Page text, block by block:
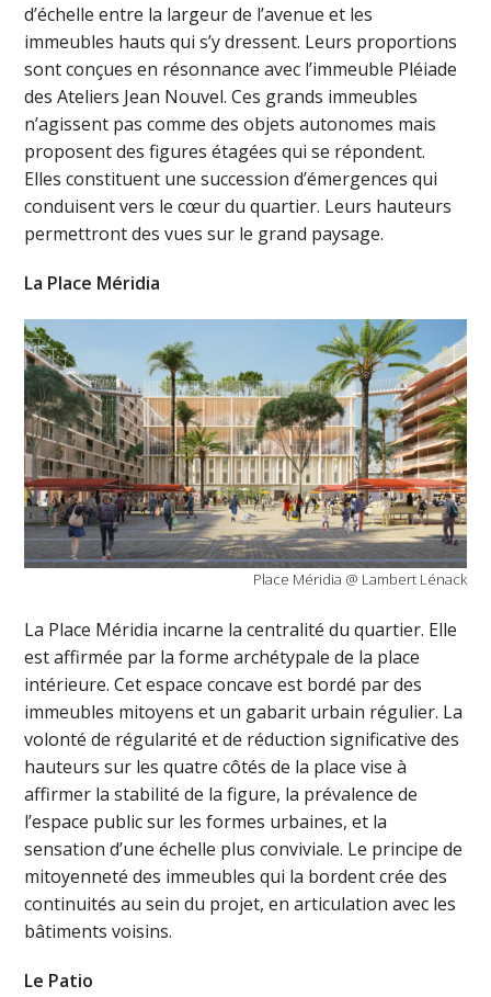
d’échelle entre la largeur de l’avenue et les
immeubles hauts qui s’y dressent. Leurs proportions
sont conçues en résonnance avec l’immeuble Pléiade
des Ateliers Jean Nouvel. Ces grands immeubles
n’agissent pas comme des objets autonomes mais
proposent des figures étagées qui se répondent.
Elles constituent une succession d’émergences qui
conduisent vers le cœur du quartier. Leurs hauteurs
permettront des vues sur le grand paysage.
La Place Méridia
Place Méridia @ Lambert Lénack
La Place Méridia incarne la centralité du quartier. Elle
est affirmée par la forme archétypale de la place
intérieure. Cet espace concave est bordé par des
immeubles mitoyens et un gabarit urbain régulier. La
volonté de régularité et de réduction significative des
hauteurs sur les quatre côtés de la place vise à
affirmer la stabilité de la figure, la prévalence de
l’espace public sur les formes urbaines, et la
sensation d’une échelle plus conviviale. Le principe de
mitoyenneté des immeubles qui la bordent crée des
continuités au sein du projet, en articulation avec les
bâtiments voisins.
Le Patio